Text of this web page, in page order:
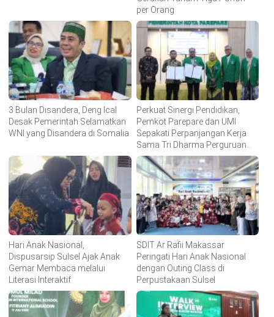
per Orang
3 Bulan Disandera, Deng Ical
Desak Pemerintah Selamatkan
WNI yang Disandera di Somalia
Perkuat Sinergi Pendidikan,
Pemkot Parepare dan UMI
Sepakati Perpanjangan Kerja
Sama Tri Dharma Perguruan
Tinggi
Hari Anak Nasional,
Dispusarsip Sulsel Ajak Anak
Gemar Membaca melalui
Literasi Interaktif
SDIT Ar Rafii Makassar
Peringati Hari Anak Nasional
dengan Outing Class di
Perpustakaan Sulsel